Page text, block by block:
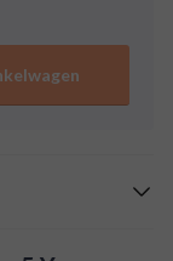
jenever
lang op
en vanille.